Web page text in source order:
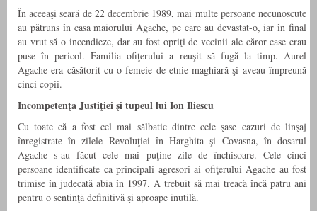
În aceeaşi seară de 22 decembrie 1989, mai multe persoane necunoscute
au pătruns în casa maiorului Agache, pe care au devastat-o, iar în final
au vrut să o incendieze, dar au fost opriţi de vecinii ale căror case erau
puse în pericol. Familia ofiţerului a reuşit să fugă la timp. Aurel
Agache era căsătorit cu o femeie de etnie maghiară şi aveau împreună
cinci copii.
Incompetenţa Justiţiei şi tupeul lui Ion Iliescu
Cu toate că a fost cel mai sălbatic dintre cele şase cazuri de linşaj
înregistrate în zilele Revoluţiei în Harghita şi Covasna, în dosarul
Agache s-au făcut cele mai puţine zile de închisoare. Cele cinci
persoane identificate ca principali agresori ai ofiţerului Agache au fost
trimise în judecată abia în 1997. A trebuit să mai treacă încă patru ani
pentru o sentinţă definitivă şi aproape inutilă.